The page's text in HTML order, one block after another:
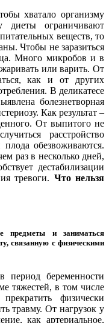
хватало организму
ограничивают
веществ, то
Чтобы не заразиться
Много микробов и в
или варить. От
как и от других
В деликатесе
болезнетворная
Как результат –
От выпитого не
расстройство
обезвоживаются.
раз в несколько дней,
дестабилизации
тревоги. Что нельзя
предметы и заниматься
связанную с физическими
беременности
тяжестей, в том числе
физически
травму. От нагрузок у
как артериальное,